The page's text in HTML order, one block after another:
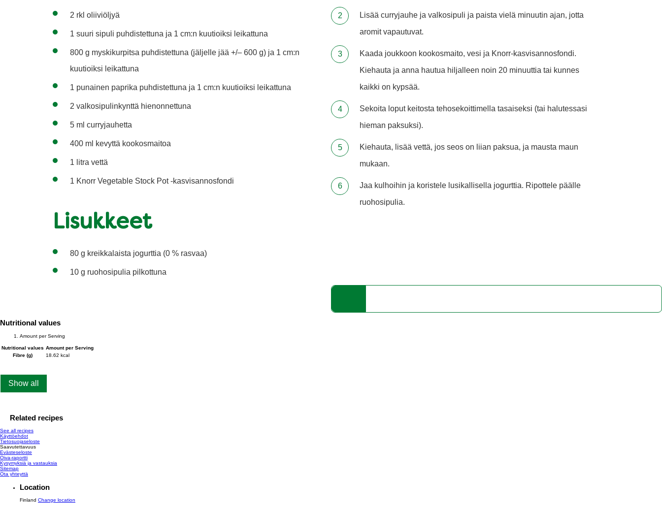
2 rkl oliiviöljyä
1 suuri sipuli puhdistettuna ja 1 cm:n kuutioiksi leikattuna
800 g myskikurpitsa puhdistettuna (jäljelle jää +/– 600 g) ja 1 cm:n
kuutioiksi leikattuna
1 punainen paprika puhdistettuna ja 1 cm:n kuutioiksi leikattuna
2 valkosipulinkynttä hienonnettuna
5 ml curryjauhetta
400 ml kevyttä kookosmaitoa
1 litra vettä
1 Knorr Vegetable Stock Pot -kasvisannosfondi
Lisukkeet
80 g kreikkalaista jogurttia (0 % rasvaa)
10 g ruohosipulia pilkottuna
Lisää curryjauhe ja valkosipuli ja paista vielä minuutin ajan, jotta
aromit vapautuvat.
Kaada joukkoon kookosmaito, vesi ja Knorr-kasvisannosfondi.
Kiehauta ja anna hautua hiljalleen noin 20 minuuttia tai kunnes
kaikki on kypsää.
Sekoita loput keitosta tehosekoittimella tasaiseksi (tai halutessasi
hieman paksuksi).
Kiehauta, lisää vettä, jos seos on liian paksua, ja mausta maun
mukaan.
Jaa kulhoihin ja koristele lusikallisella jogurttia. Ripottele päälle
ruohosipulia.
Nutritional values
Amount per Serving
Nutritional values Amount per Serving
Fibre (g)
18.62 kcal
Show all
Related recipes
See all recipes
Käyttöehdot
Tietosuojaseloste
Saavutettavuus
Evästeseloste
Oiva-raportti
Kysymyksiä ja vastauksia
Sitemap
Ota yhteyttä
Location
Finland Change location